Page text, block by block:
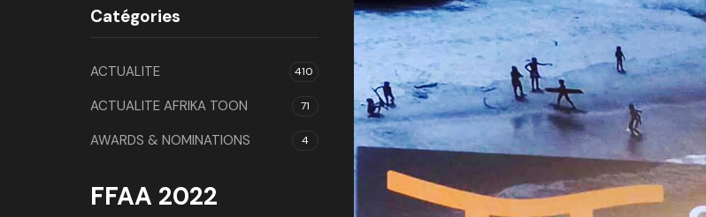
Catégories
ACTUALITE 410
ACTUALITE AFRIKA TOON 71
AWARDS & NOMINATIONS 4
FFAA 2022